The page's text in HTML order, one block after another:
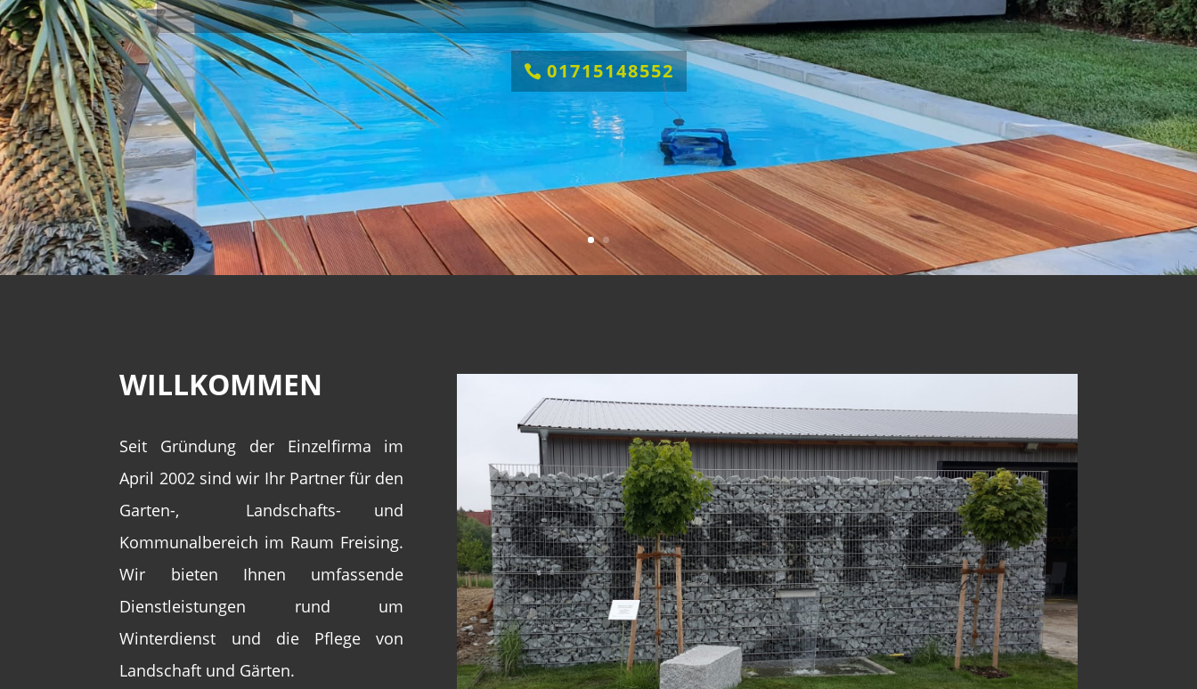
01715148552
WILLKOMMEN
Seit Gründung der Einzelfirma im
April 2002 sind wir Ihr Partner für den
Garten-,
Landschafts- und
Kommunalbereich im Raum Freising.
Wir bieten Ihnen umfassende
Dienstleistungen rund um
Winterdienst und die Pflege von
Landschaft und Gärten.